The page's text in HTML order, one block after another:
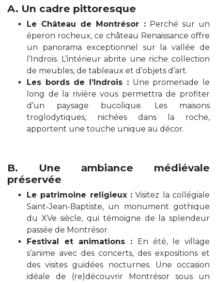
A. Un cadre pittoresque
Le Château de Montrésor :Perché sur un
éperon rocheux, ce château Renaissance offre
un panorama exceptionnel sur la vallée de
l’Indrois. L’intérieur abrite une riche collection
de meubles, de tableaux et d’objets d’art.
Les bords de l’Indrois :Une promenade le
long de la rivière vous permettra de profiter
d’un paysage bucolique. Les maisons
troglodytiques, nichées dans la roche,
apportent une touche unique au décor.
B. Une ambiance médiévale
préservée
Le patrimoine religieux : Visitez la collégiale
Saint-Jean-Baptiste, un monument gothique
du XVe siècle, qui témoigne de la splendeur
passée de Montrésor.
Festival et animations : En été, le village
s’anime avec des concerts, des expositions et
des visites guidées nocturnes. Une occasion
idéale de (re)découvrir Montrésor sous un